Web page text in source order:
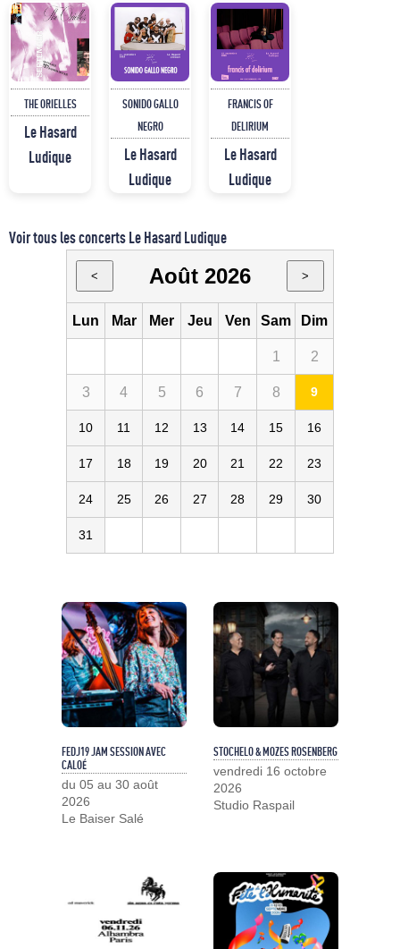
THE ORIELLES
Le Hasard
Ludique
SONIDO GALLO
NEGRO
Le Hasard
Ludique
FRANCIS OF
DELIRIUM
Le Hasard
Ludique
Voir tous les concerts Le Hasard Ludique
< Août 2026 >
Lun Mar Mer Jeu Ven Sam Dim
1 2
3 4 5 6 7 8 9
10 11 12 13 14 15 16
17 18 19 20 21 22 23
24 25 26 27 28 29 30
31
FEDJ19 JAM SESSION AVEC
CALOÉ
du 05 au 30 août
2026
Le Baiser Salé
STOCHELO & MOZES ROSENBERG
vendredi 16 octobre
2026
Studio Raspail